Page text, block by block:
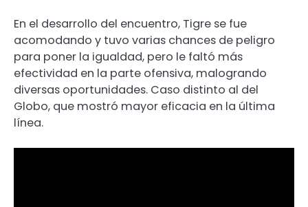
En el desarrollo del encuentro, Tigre se fue
acomodando y tuvo varias chances de peligro
para poner la igualdad, pero le faltó más
efectividad en la parte ofensiva, malogrando
diversas oportunidades. Caso distinto al del
Globo, que mostró mayor eficacia en la última
línea.